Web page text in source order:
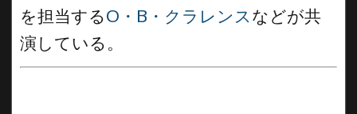
を担当するO・B・クラレンスなどが共
演している。